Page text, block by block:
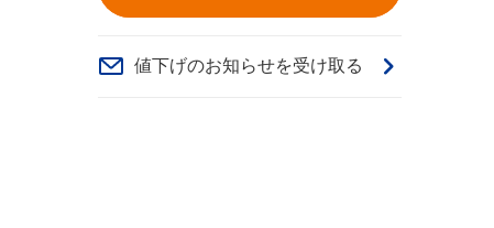
値下げのお知らせを受け取る